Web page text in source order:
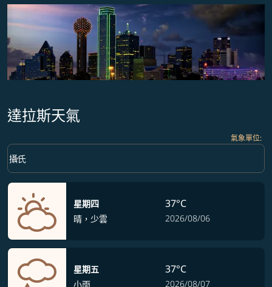
達拉斯天氣
氣象單位:
Weather unit option 攝氏 Selected
攝氏
keyboard_arrow_down
星期四
晴，少雲
37°C
2026/08/06
星期五
小雨
37°C
2026/08/07